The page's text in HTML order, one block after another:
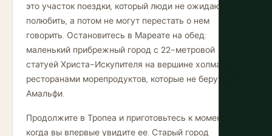
это участок поездки, который люди не ожидают
полюбить, а потом не могут перестать о нем
говорить. Остановитесь в Мареате на обед:
маленький прибрежный город с 22-метровой
статуей Христа-Искупителя на вершине холма и
ресторанами морепродуктов, которые не берут цены
Амальфи.
Продолжите в Тропеа и приготовьтесь к моменту,
когда вы впервые увидите ее. Старый город